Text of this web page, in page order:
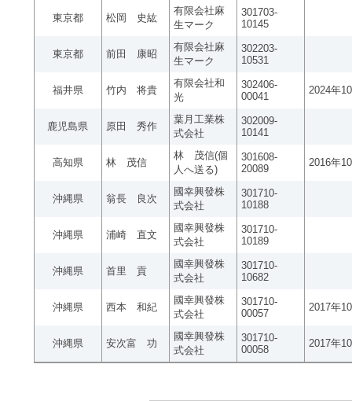
東京都 松岡 史紘
有限会社麻
生マーク
301703-
10145
東京都 前田 康昭
有限会社麻
生マーク
302203-
10531
福井県 竹内 将貴
有限会社和
光
302406-
00041
2024年
鹿児島県 原田 秀作
葉月工業株
式会社
302009-
10141
高知県 林 茂信
林 茂信(個
人へ送る)
301608-
20089
2016年
沖縄県 翁長 良次
國幸興發株
式会社
301710-
10188
沖縄県 浦崎 直文
國幸興發株
式会社
301710-
10189
沖縄県 首里 貢
國幸興發株
式会社
301710-
10682
沖縄県 西本 和紀
國幸興發株
式会社
301710-
00057
2017年
沖縄県 安次富 功
國幸興發株
式会社
301710-
00058
2017年